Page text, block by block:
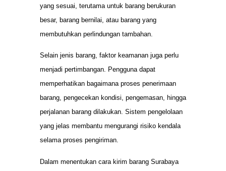
yang sesuai, terutama untuk barang berukuran
besar, barang bernilai, atau barang yang
membutuhkan perlindungan tambahan.
Selain jenis barang, faktor keamanan juga perlu
menjadi pertimbangan. Pengguna dapat
memperhatikan bagaimana proses penerimaan
barang, pengecekan kondisi, pengemasan, hingga
perjalanan barang dilakukan. Sistem pengelolaan
yang jelas membantu mengurangi risiko kendala
selama proses pengiriman.
Dalam menentukan cara kirim barang Surabaya